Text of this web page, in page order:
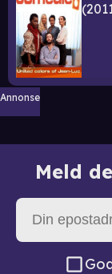
Annonse
Meld